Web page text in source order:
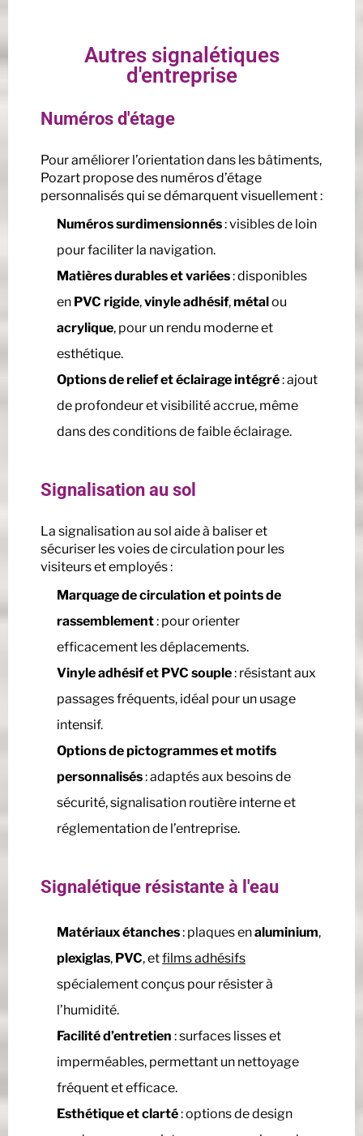
Autres signalétiques
d'entreprise
Numéros d'étage
Pour améliorer l’orientation dans les bâtiments,
Pozart propose des numéros d’étage
personnalisés qui se démarquent visuellement :
Numéros surdimensionnés: visibles de loin
pour faciliter la navigation.
Matières durables et variées: disponibles
en PVC rigide,vinyle adhésif,métalou
acrylique, pour un rendu moderne et
esthétique.
Options de relief et éclairage intégré: ajout
de profondeur et visibilité accrue, même
dans des conditions de faible éclairage.
Signalisation au sol
La signalisation au sol aide à baliser et
sécuriser les voies de circulation pour les
visiteurs et employés :
Marquage de circulation et points de
rassemblement: pour orienter
efficacement les déplacements.
Vinyle adhésif et PVC souple: résistant aux
passages fréquents, idéal pour un usage
intensif.
Options de pictogrammes et motifs
personnalisés: adaptés aux besoins de
sécurité, signalisation routière interne et
réglementation de l’entreprise.
Signalétique résistante à l'eau
Matériaux étanches: plaques enaluminium,
plexiglas, PVC, etfilms adhésifs
spécialement conçus pour résister à
l’humidité.
Facilité d’entretien : surfaces lisses et
imperméables, permettant un nettoyage
fréquent et efficace.
Esthétique et clarté: options de design